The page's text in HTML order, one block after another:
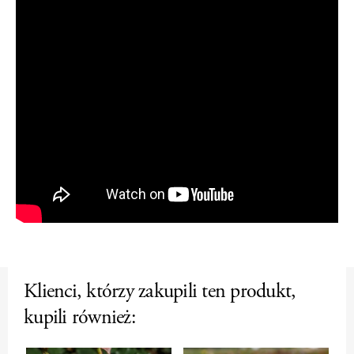
Klienci, którzy zakupili ten produkt,
kupili również: